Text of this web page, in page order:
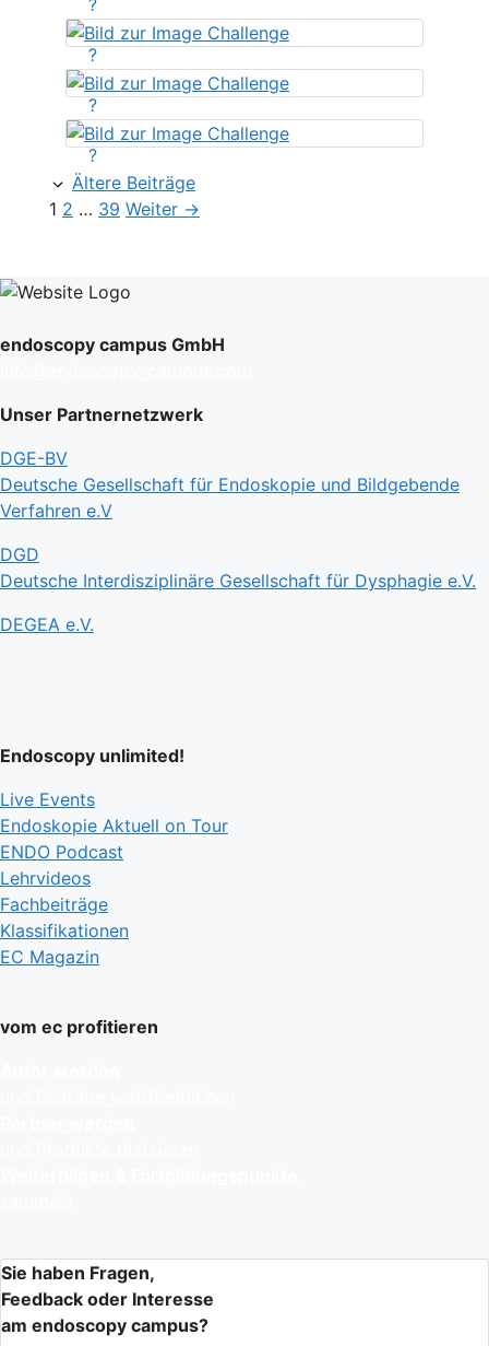
?
?
?
?
Ältere Beiträge
Seite
1 Seite
2 … Seite
39 Weiter →
endoscopy campus GmbH
Unser Partnernetzwerk
DGE-BV
Deutsche Gesellschaft für Endoskopie und Bildgebende
Verfahren e.V
DGD
Deutsche Interdisziplinäre Gesellschaft für Dysphagie e.V.
DEGEA e.V.
Endoscopy unlimited!
Live Events
Endoskopie Aktuell on Tour
ENDO Podcast
Lehrvideos
Fachbeiträge
Klassifikationen
EC Magazin
vom ec profitieren
Sie haben Fragen,
Feedback oder Interesse
am endoscopy campus?